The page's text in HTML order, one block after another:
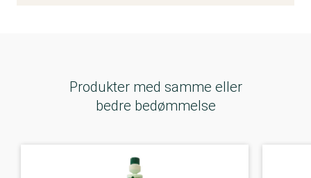
Produkter med samme eller
bedre bedømmelse